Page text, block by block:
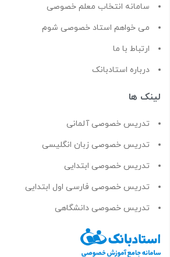
سامانه انتخاب معلم خصوصی
می خواهم استاد خصوصی شوم
ارتباط با ما
درباره استادبانک
لینک ها
تدریس خصوصی آلمانی
تدریس خصوصی زبان انگلیسی
تدریس خصوصی ابتدایی
تدریس خصوصی فارسی اول ابتدایی
تدریس خصوصی دانشگاهی